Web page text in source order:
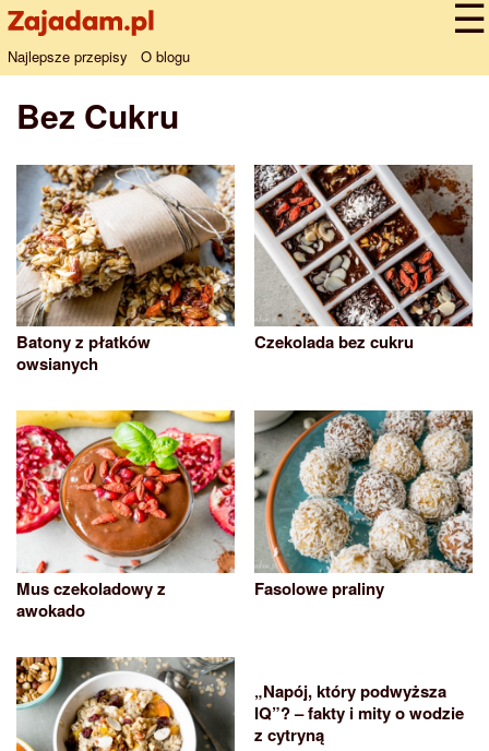
Najlepsze przepisy O blogu
Bez Cukru
Batony z płatków
owsianych
Czekolada bez cukru
Mus czekoladowy z
awokado
Fasolowe praliny
„Napój, który podwyższa
IQ”? – fakty i mity o wodzie
z cytryną